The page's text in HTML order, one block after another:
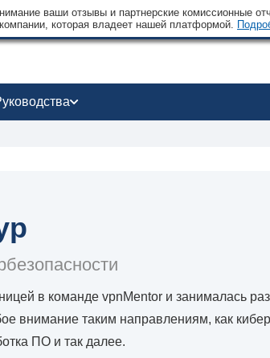
ваши отзывы и партнерские комиссионные
которая владеет нашей платформой.
в команде vpnMentor и занималась
внимание таким направлениям, как
ПО и так далее.